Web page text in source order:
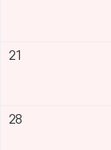
21
28